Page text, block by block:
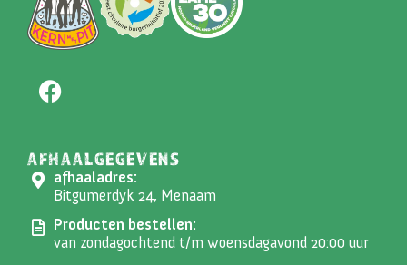
AFHAALGEGEVENS
afhaaladres:
Bitgumerdyk 24, Menaam
Producten bestellen:
van zondagochtend t/m woensdagavond 20:00 uur